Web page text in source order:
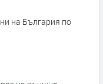
на България по